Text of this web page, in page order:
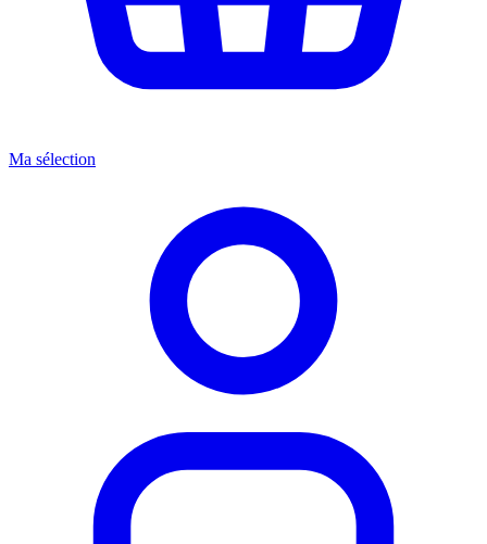
Ma sélection